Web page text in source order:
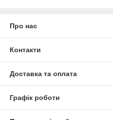
Про нас
Контакти
Доставка та оплата
Графік роботи